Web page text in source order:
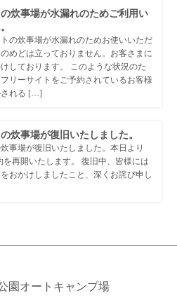
炊事場が水漏れのためご利用い
の炊事場が水漏れのためお使いいただ
めどは立っておりません。お客さまに
しております。 このような状況のた
リーサイトをご予約されているお客様
される […]
炊事場が復旧いたしました。
事場が復旧いたしました。本日より
を再開いたします。 復旧中、皆様には
おかけしましたこと、深くお詫び申し
園オートキャンプ場